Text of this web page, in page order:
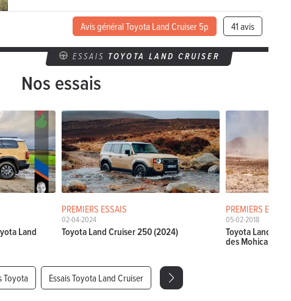
Avis général Toyota Land Cruiser 5p 41 avis
ESSAIS TOYOTA LAND CRUISER
Nos essais
Land
PREMIERS ESSAIS
02-04-2024
Toyota Land Cruiser 250 (2024)
PREMIERS ESSAIS
05-02-2018
Toyota Land
des Mohicans
Toyota Essais Toyota Land Cruiser